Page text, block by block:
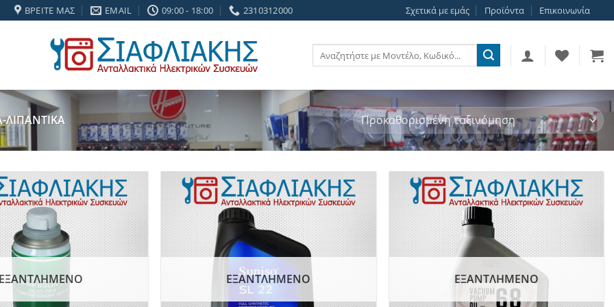
και 6 μήνες εγγύηση σε κάθε εργασία Service
ΒΡΕΊΤΕ ΜΑΣ EMAIL 09:00 - 18:00 2310312000 Σχετικά με εμάς Προϊόντα Επικοινωνία
Αναζήτηση
για:
ΛΙΠΑΝΤΙΚΑ
Add to
wishlist
ΕΞΑΝΤΛΗΜΈΝΟ
Add to
wishlist
ΕΞΑΝΤΛΗΜΈΝΟ
Add to
wishlist
ΕΞΑΝΤΛΗΜΈΝΟ